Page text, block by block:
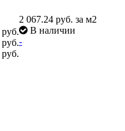
руб.
руб.
руб.
2 067.24 руб. за м2
В наличии
-